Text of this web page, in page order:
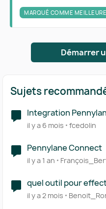
MARQUÉ COMME
Démarrer
Sujets
Integration
il y a 6 mois fcedolin
Pennylane Connect
il y a 1 an
quel outil pour
connecté à
il y a 2 mois